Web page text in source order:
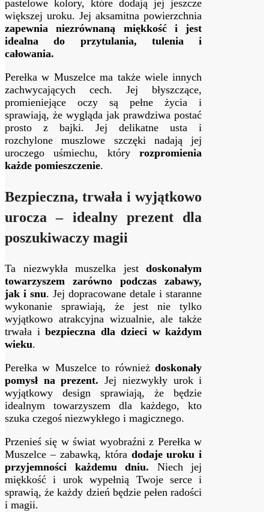
pastelowe kolory, które dodają jej jeszcze
większej uroku. Jej aksamitna powierzchnia
zapewnia niezrównaną miękkość i jest
idealna do przytulania, tulenia i
całowania.
Perełka w Muszelce ma także wiele innych
zachwycających cech. Jej błyszczące,
promieniejące oczy są pełne życia i
sprawiają, że wygląda jak prawdziwa postać
prosto z bajki. Jej delikatne usta i
rozchylone muszlowe szczęki nadają jej
uroczego uśmiechu, któryrozpromienia
każde pomieszczenie.
Bezpieczna, trwała i wyjątkowo
urocza – idealny prezent dla
poszukiwaczy magii
Ta niezwykła muszelka jestdoskonałym
towarzyszem zarówno podczas zabawy,
jak i snu. Jej dopracowane detale i staranne
wykonanie sprawiają, że jest nie tylko
wyjątkowo atrakcyjna wizualnie, ale także
trwała ibezpieczna dla dzieci w każdym
wieku.
Perełka w Muszelce to równieżdoskonały
pomysł na prezent. Jej niezwykły urok i
wyjątkowy design sprawiają, że będzie
idealnym towarzyszem dla każdego, kto
szuka czegoś niezwykłego i magicznego.
Przenieś się w świat wyobraźni z Perełka w
Muszelce – zabawką, która dodaje uroku i
przyjemności każdemu dniu. Niech jej
miękkość i urok wypełnią Twoje serce i
sprawią, że każdy dzień będzie pełen radości
i magii.